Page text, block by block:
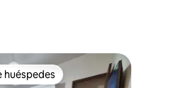
huéspedes
huéspedes